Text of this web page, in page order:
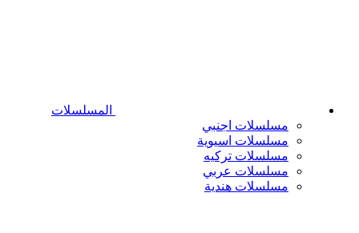
المسلسلات
مسلسلات اجنبي
مسلسلات اسيوية
مسلسلات تركيه
مسلسلات عربي
مسلسلات هندية